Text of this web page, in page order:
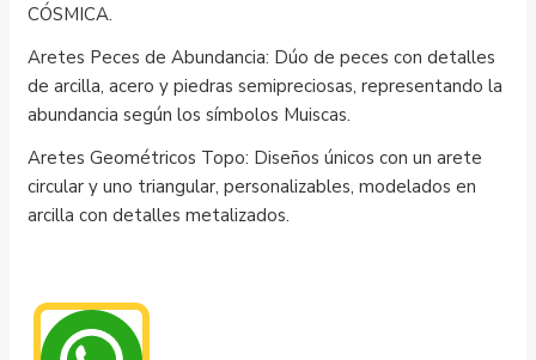
CÓSMICA.
Aretes Peces de Abundancia: Dúo de peces con detalles
de arcilla, acero y piedras semipreciosas, representando la
abundancia según los símbolos Muiscas.
Aretes Geométricos Topo: Diseños únicos con un arete
circular y uno triangular, personalizables, modelados en
arcilla con detalles metalizados.